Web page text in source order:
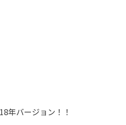
年バージョン！！